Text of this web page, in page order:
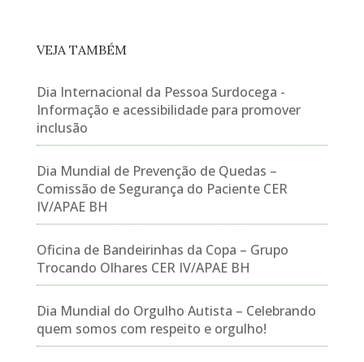
VEJA TAMBÉM
Dia Internacional da Pessoa Surdocega -
Informação e acessibilidade para promover
inclusão
Dia Mundial de Prevenção de Quedas –
Comissão de Segurança do Paciente CER
IV/APAE BH
Oficina de Bandeirinhas da Copa – Grupo
Trocando Olhares CER IV/APAE BH
Dia Mundial do Orgulho Autista – Celebrando
quem somos com respeito e orgulho!